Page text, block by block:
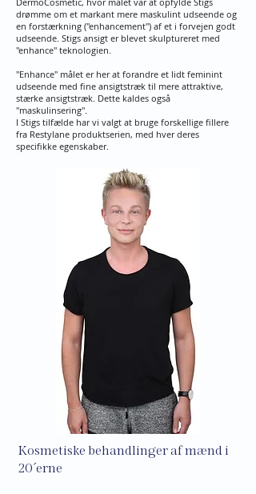
drømme om et markant mere maskulint udseende og
en forstærkning ("enhancement") af et i forvejen godt
udseende. Stigs ansigt er blevet skulptureret med
"enhance" teknologien.
"Enhance" målet er her at forandre et lidt feminint
udseende med fine ansigtstræk til mere attraktive,
stærke ansigtstræk. Dette kaldes også
"maskulinsering".
I Stigs tilfælde har vi valgt at bruge forskellige fillere
fra Restylane produktserien, med hver deres
specifikke egenskaber.
Kosmetiske behandlinger af mænd i
20´erne